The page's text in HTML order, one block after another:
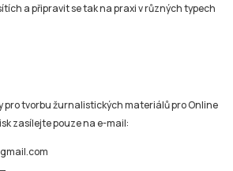
a připravit se tak na praxi v různých typech
pro tvorbu žurnalistických materiálů pro Online
zasílejte pouze na e-mail: